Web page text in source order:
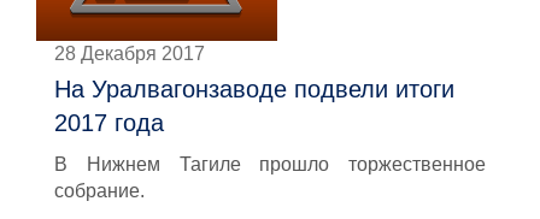
28 Декабря 2017
На Уралвагонзаводе подвели итоги
2017 года
В Нижнем Тагиле прошло торжественное
собрание.